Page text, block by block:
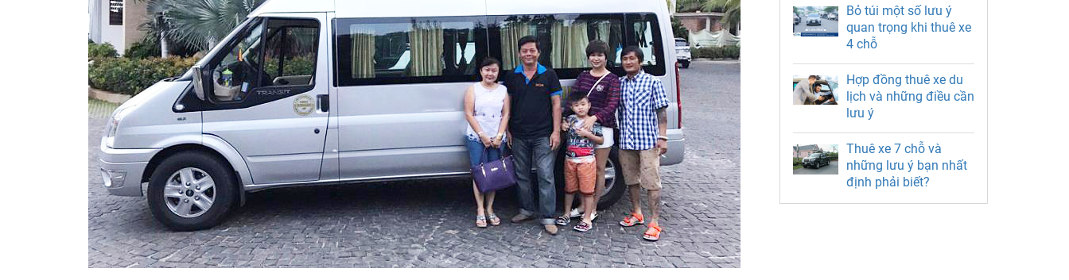
Bỏ túi một số lưu ý
quan trọng khi thuê xe
4 chỗ
Hợp đồng thuê xe du
lịch và những điều cần
lưu ý
Thuê xe 7 chỗ và
những lưu ý bạn nhất
định phải biết?